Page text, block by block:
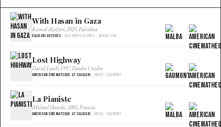
With Hasan in Gaza
Kamal Aljafari, 2025, Palestina
Caligari Autores · Dos proyecciones · Malba Cine
×
Lost Highway
David Lynch, 1997, Estados Unidos
American Cinemateque at Caligari · Única · Gaumont
×
La Pianiste
Michael Haneke, 2001, Francia
American Cinemateque at Caligari · Única · Gaumont
×